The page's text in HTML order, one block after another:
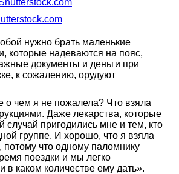
нужно брать маленькие
которые надеваются на пояс,
документы и деньги при
к сожалению, орудуют
о чем я не пожалела? Что взяла
Даже лекарства, которые
случай пригодились мне и тем, кто
группе. И хорошо, что я взяла
потому что одному паломнику
поездки и мы легко
в каком количестве ему дать».